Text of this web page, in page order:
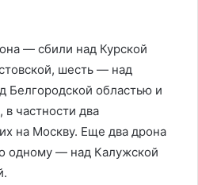
— сбили над Курской
шесть — над
Белгородской областью и
частности два
на Москву. Еще два дрона
одному — над Калужской